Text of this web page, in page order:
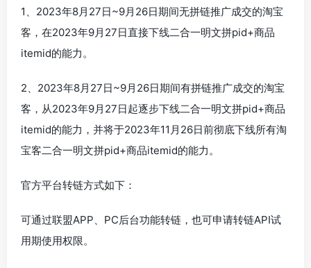
1、2023年8月27日~9月26日期间无拼链推广成交的淘宝
客，在2023年9月27日直接下线二合一明文拼pid+商品
itemid的能力。
2、2023年8月27日~9月26日期间有拼链推广成交的淘宝
客，从2023年9月27日起逐步下线二合一明文拼pid+商品
itemid的能力，并将于2023年11月26日前彻底下线所有淘
宝客二合一明文拼pid+商品itemid的能力。
官方平台转链方式如下：
可通过联盟APP、PC后台功能转链，也可申请转链API试
用期使用权限。